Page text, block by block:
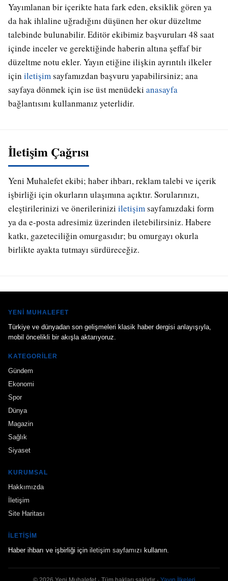
Yayımlanan bir içerikte hata fark eden, eksiklik gören ya
da hak ihlaline uğradığını düşünen her okur düzeltme
talebinde bulunabilir. Editör ekibimiz başvuruları 48 saat
içinde inceler ve gerektiğinde haberin altına şeffaf bir
düzeltme notu ekler. Yayın etiğine ilişkin ayrıntılı ilkeler
için iletişimsayfamızdan başvuru yapabilirsiniz; ana
sayfaya dönmek için ise üst menüdeki anasayfa
bağlantısını kullanmanız yeterlidir.
İletişim Çağrısı
Yeni Muhalefet ekibi; haber ihbarı, reklam talebi ve içerik
işbirliği için okurların ulaşımına açıktır. Sorularınızı,
eleştirilerinizi ve önerilerinizi iletişimsayfamızdaki form
ya da e-posta adresimiz üzerinden iletebilirsiniz. Habere
katkı, gazeteciliğin omurgasıdır; bu omurgayı okurla
birlikte ayakta tutmayı sürdüreceğiz.
YENI MUHALEFET
Türkiye ve dünyadan son gelişmeleri klasik haber dergisi anlayışıyla,
mobil öncelikli bir akışla aktarıyoruz.
KATEGORILER
Gündem
Ekonomi
Spor
Dünya
Magazin
Sağlık
Siyaset
KURUMSAL
Hakkımızda
İletişim
Site Haritası
İLETIŞIM
Haber ihbarı ve işbirliği için iletişim sayfamızı kullanın.